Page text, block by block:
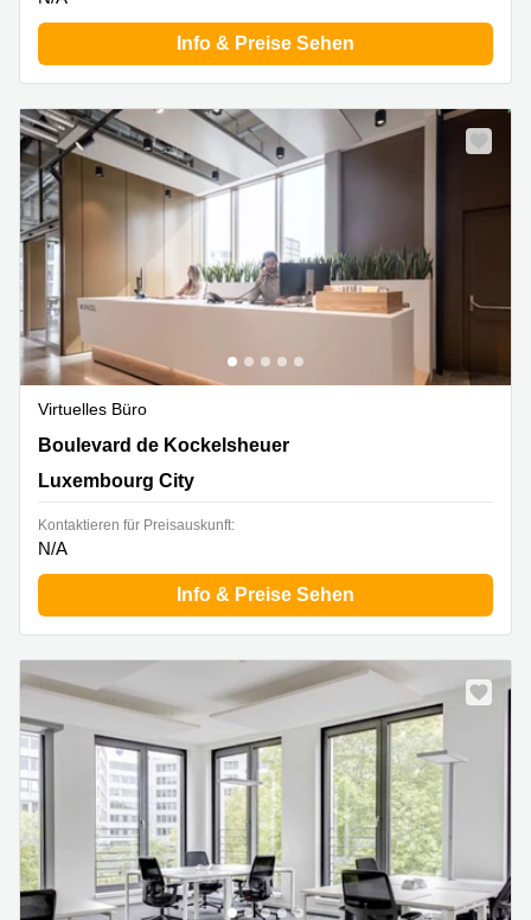
Info & Preise Sehen
Virtuelles Büro
18 Boulevard de Kockelsheuer, Luxembourg City
Boulevard de Kockelsheuer
Luxembourg City
Kontaktieren für Preisauskunft:
N/A
Info & Preise Sehen